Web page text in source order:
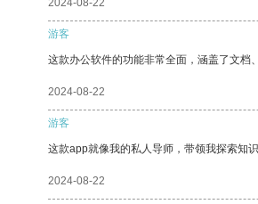
2024-08-22
游客
这款办公软件的功能非常全面，涵盖了文档
2024-08-22
游客
这款app就像我的私人导师，带领我探索知识
2024-08-22